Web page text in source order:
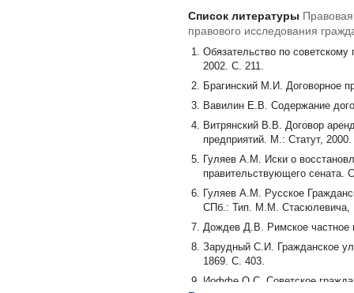
Список литературы
правового исследования
Обязательство по
2002. С. 211.
Брагинский М.И. Договорное
Вавилин Е.В. Содержание
Витрянский В.В. Договор
предприятий. М.: Статут,
Гуляев А.М. Иски о
правительствующего
Гуляев А.М. Русское
СПб.: Тип. М.М. Стасюлевича,
Дождев Д.В. Римское частное
Зарудный С.И. Гражданское
1869. С. 403.
Иоффе О.С. Советское